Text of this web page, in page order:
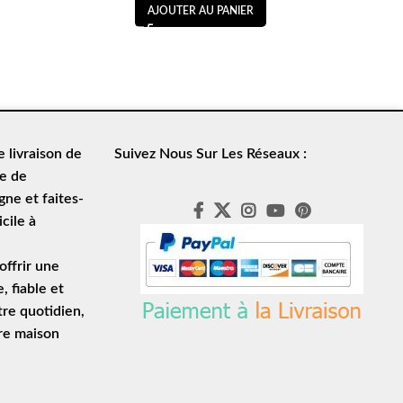
AJOUTER AU PANIER
livraison de
de
et faites-
à
une
, fiable et
quotidien,
maison
Suivez Nous Sur Les Réseaux :